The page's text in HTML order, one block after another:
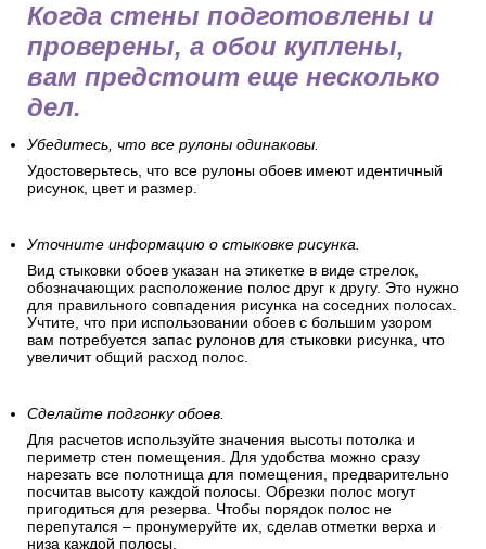
Когда стены подготовлены и
проверены, а обои куплены,
вам предстоит еще несколько
дел.
Убедитесь, что все рулоны одинаковы.
Удостоверьтесь, что все рулоны обоев имеют идентичный
рисунок, цвет и размер.
Уточните информацию о стыковке рисунка.
Вид стыковки обоев указан на этикетке в виде стрелок,
обозначающих расположение полос друг к другу. Это нужно
для правильного совпадения рисунка на соседних полосах.
Учтите, что при использовании обоев с большим узором
вам потребуется запас рулонов для стыковки рисунка, что
увеличит общий расход полос.
Сделайте подгонку обоев.
Для расчетов используйте значения высоты потолка и
периметр стен помещения. Для удобства можно сразу
нарезать все полотнища для помещения, предварительно
посчитав высоту каждой полосы. Обрезки полос могут
пригодиться для резерва. Чтобы порядок полос не
перепутался – пронумеруйте их, сделав отметки верха и
низа каждой полосы.